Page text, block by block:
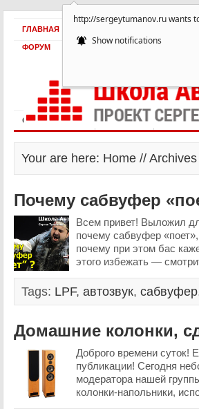
http://sergeytumanov.ru wants
Show notifications
ГЛАВНАЯ
ФОРУМ
Статьи и видео Интервью Как
Your are here: Home //
Почему сабвуфер
Всем привет! Выложил
почему сабвуфер
почему при этом бас
этого избежать —
Tags: LPF, автозвук, сабвуфер
Домашние колонки,
Доброго времени
публикации! Сегодня
модератора нашей
колонки-напольники,